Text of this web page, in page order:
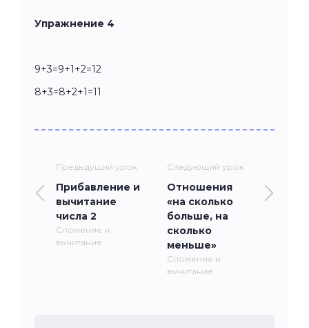
Упражнение 4
9+3=9+1+2=12
8+3=8+2+1=11
Предыдущий урок
Прибавление и
вычитание
числа 2
Сложение и
вычитание
Следующий урок
Отношения
«на сколько
больше, на
сколько
меньше»
Сложение и
вычитание